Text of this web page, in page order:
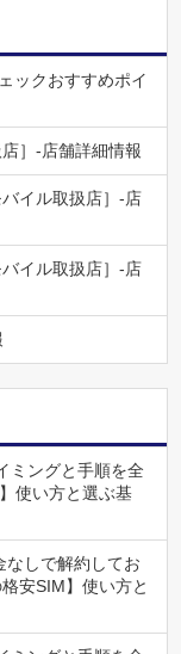
ックおすすめポイ
］-店舗詳細情報
イル取扱店］-店
イル取扱店］-店
ミングと手順を全
使い方と選ぶ基
なしで解約してお
安SIM】使い方と